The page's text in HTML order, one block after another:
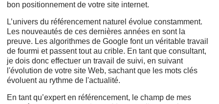
bon positionnement de votre site internet.
L’univers du référencement naturel évolue constamment.
Les nouveautés de ces dernières années en sont la
preuve. Les algorithmes de Google font un véritable travail
de fourmi et passent tout au crible. En tant que consultant,
je dois donc effectuer un travail de suivi, en suivant
l'évolution de votre site Web, sachant que les mots clés
évoluent au rythme de l'actualité.
En tant qu’expert en référencement, le champ de mes